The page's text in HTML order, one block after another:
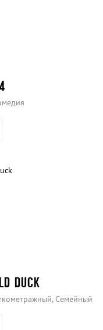
DUCK
Семейный